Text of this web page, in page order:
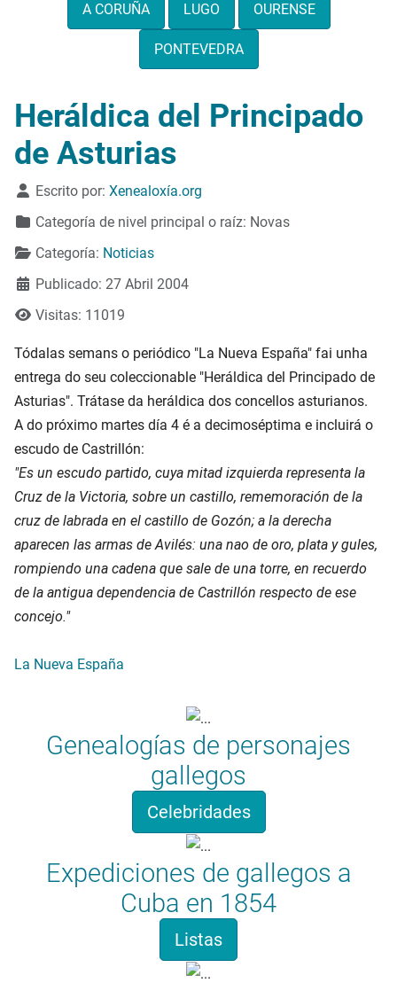
A CORUÑA LUGO OURENSE
PONTEVEDRA
Heráldica del Principado
de Asturias
Detalles
Escrito por: Xenealoxía.org
Categoría de nivel principal o raíz: Novas
Categoría: Noticias
Publicado: 27 Abril 2004
Visitas: 11019
Tódalas semans o periódico "La Nueva España" fai unha
entrega do seu coleccionable "Heráldica del Principado de
Asturias". Trátase da heráldica dos concellos asturianos.
A do próximo martes día 4 é a decimoséptima e incluirá o
escudo de Castrillón:
"Es un escudo partido, cuya mitad izquierda representa la
Cruz de la Victoria, sobre un castillo, rememoración de la
cruz de labrada en el castillo de Gozón; a la derecha
aparecen las armas de Avilés: una nao de oro, plata y gules,
rompiendo una cadena que sale de una torre, en recuerdo
de la antigua dependencia de Castrillón respecto de ese
concejo."
La Nueva España
Genealogías de personajes
gallegos
Celebridades
Expediciones de gallegos a
Cuba en 1854
Listas